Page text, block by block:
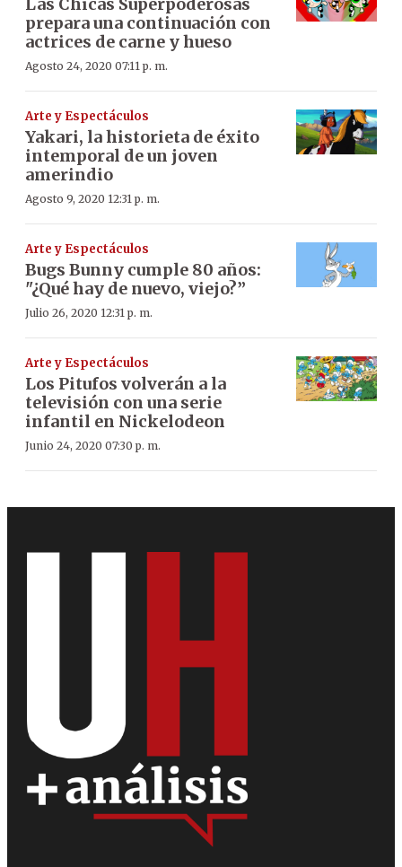
prepara una continuación con
actrices de carne y hueso
Agosto 24, 2020 07:11 p. m.
Arte y Espectáculos
Yakari, la historieta de éxito
intemporal de un joven
amerindio
Agosto 9, 2020 12:31 p. m.
Arte y Espectáculos
Bugs Bunny cumple 80 años:
"¿Qué hay de nuevo, viejo?”
Julio 26, 2020 12:31 p. m.
Arte y Espectáculos
Los Pitufos volverán a la
televisión con una serie
infantil en Nickelodeon
Junio 24, 2020 07:30 p. m.